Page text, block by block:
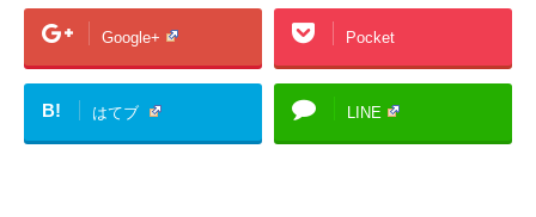
Google+ Pocket
B! はてブ LINE